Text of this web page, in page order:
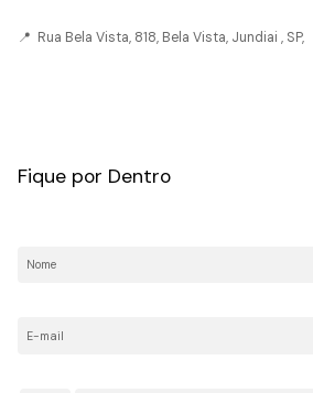
📍 Rua Bela Vista, 818, Bela Vista, Jundiai , SP,
Fique por Dentro